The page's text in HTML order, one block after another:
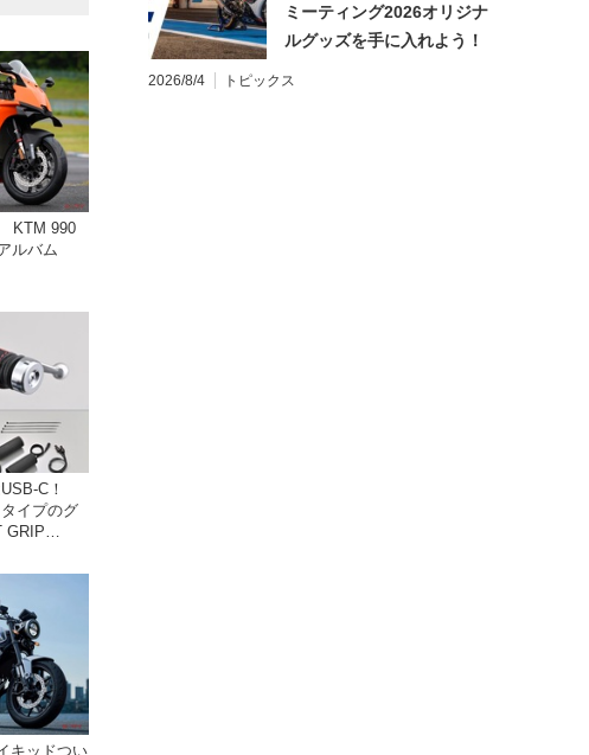
KTM 990
アルバム
C！
イプのグ
GRIP
キッドつい
ミーティング2026オリジナ
ルグッズを手に入れよう！
2026/8/4 トピックス